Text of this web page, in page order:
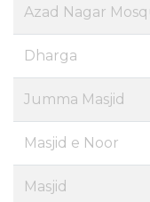
Azad Nagar
Dharga
Jumma Masjid
Masjid e Noor
Masjid